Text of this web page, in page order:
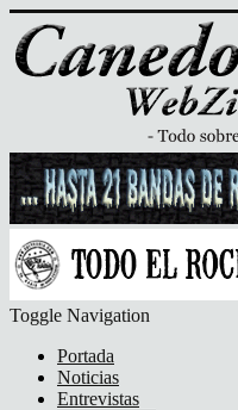
Toggle Navigation
Portada
Noticias
Entrevistas